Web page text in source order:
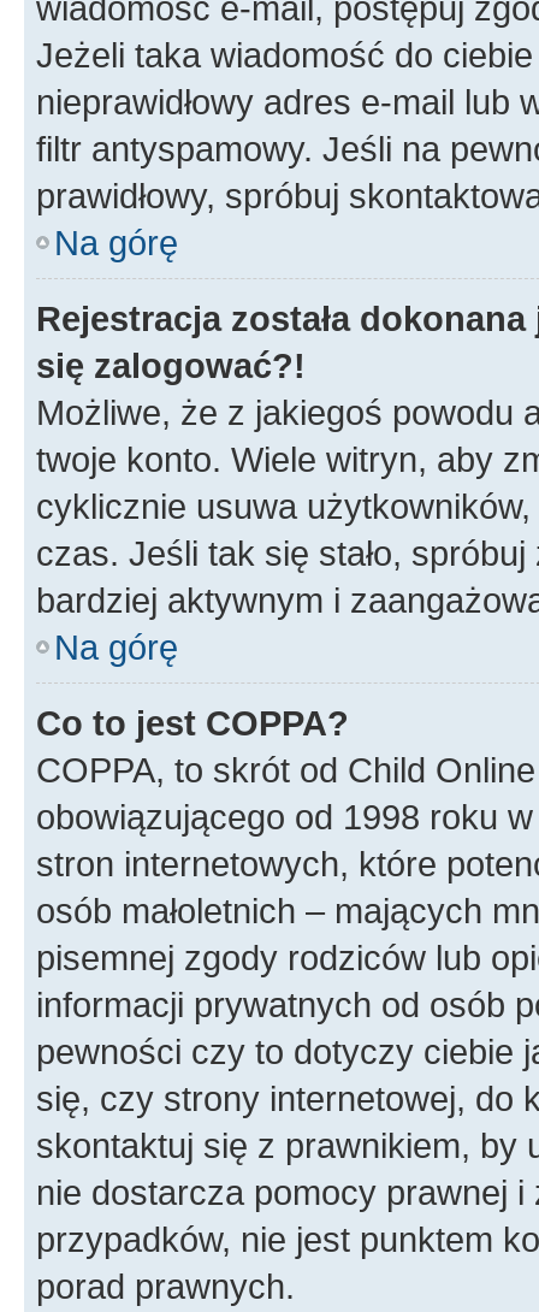
Jeżeli taka wiadomość do
nieprawidłowy adres e-mail lub
filtr antyspamowy. Jeśli na
prawidłowy, spróbuj
Na górę
Rejestracja została
się zalogować?!
Możliwe, że z jakiegoś powodu
twoje konto. Wiele witryn, aby
cyklicznie usuwa
czas. Jeśli tak się stało,
bardziej aktywnym i
Na górę
Co to jest COPPA?
COPPA, to skrót od Child
obowiązującego od 1998 roku
stron internetowych, które
osób małoletnich – mających
pisemnej zgody rodziców lub
informacji prywatnych od osób
pewności czy to dotyczy ciebie
się, czy strony internetowej, do
skontaktuj się z prawnikiem,
nie dostarcza pomocy prawnej
przypadków, nie jest punktem
porad prawnych.